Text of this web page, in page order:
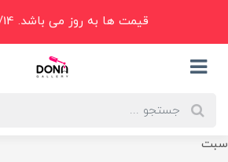
سبت
قیمت ها به روز می باشد. 1405/05/14